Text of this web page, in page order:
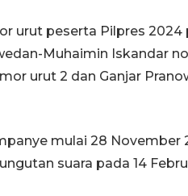
urut peserta Pilpres 2024
Muhaimin Iskandar
urut 2 dan Ganjar
mulai 28 November
suara pada 14